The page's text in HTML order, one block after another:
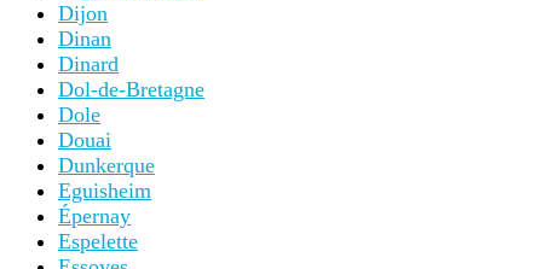
Dijon
Dinan
Dinard
Dol-de-Bretagne
Dole
Douai
Dunkerque
Eguisheim
Épernay
Espelette